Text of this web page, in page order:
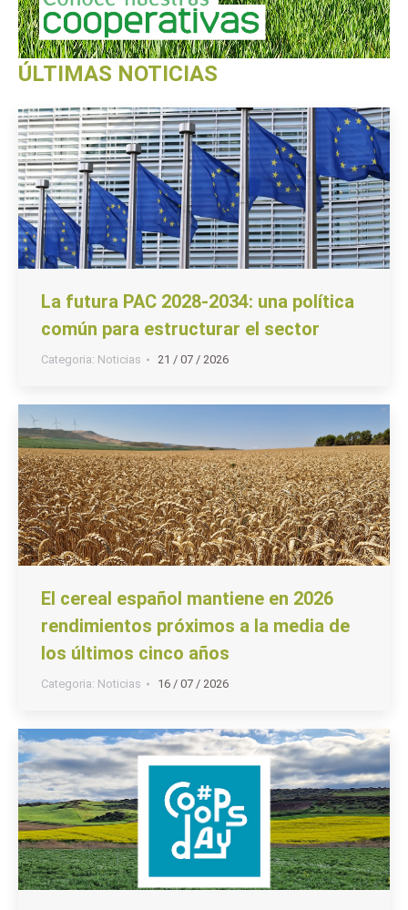
ÚLTIMAS NOTICIAS
La futura PAC 2028-2034: una política
común para estructurar el sector
Categoria: Noticias 21 / 07 / 2026
El cereal español mantiene en 2026
rendimientos próximos a la media de
los últimos cinco años
Categoria: Noticias 16 / 07 / 2026